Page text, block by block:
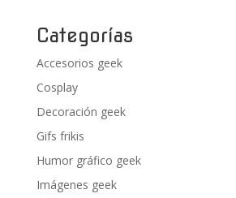
Categorías
Accesorios geek
Cosplay
Decoración geek
Gifs frikis
Humor gráfico geek
Imágenes geek